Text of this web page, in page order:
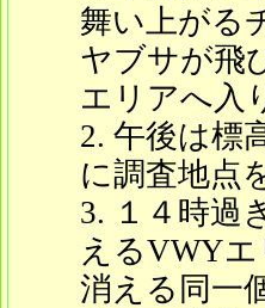
舞い上がる
ヤブサが飛
エリアへ入
午後は標
に調査地点
１４時過
えるVWY
消える同一